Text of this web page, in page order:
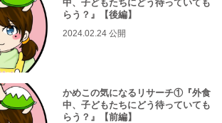
中、子どもたちにどう待っていても
らう？』【後編】
2024.02.24 公開
かめこの気になるリサーチ①『外食
中、子どもたちにどう待っていても
らう？』【前編】